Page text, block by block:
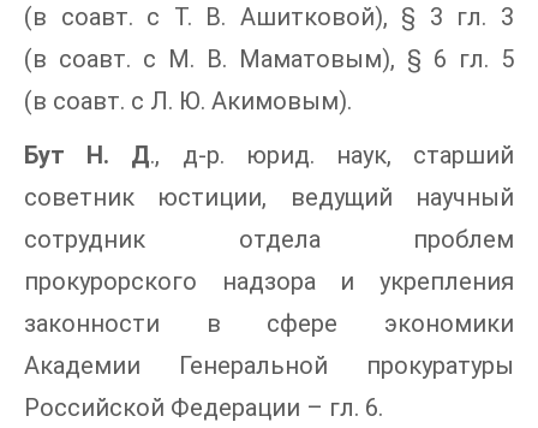
(в соавт. с Т. В. Ашитковой), § 3 гл. 3
(в соавт. с М. В. Маматовым), § 6 гл. 5
(в соавт. с Л. Ю. Акимовым).
Бут Н. Д., д-р. юрид. наук, старший
советник юстиции, ведущий научный
сотрудник отдела проблем
прокурорского надзора и укрепления
законности в сфере экономики
Академии Генеральной прокуратуры
Российской Федерации – гл. 6.